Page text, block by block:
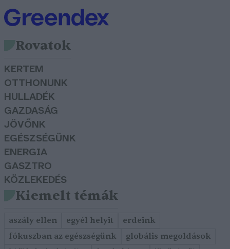
Rovatok
KERTEM
OTTHONUNK
HULLADÉK
GAZDASÁG
JÖVŐNK
EGÉSZSÉGÜNK
ENERGIA
GASZTRO
KÖZLEKEDÉS
Kiemelt témák
aszály ellen egyél helyit
erdeink
fókuszban az egészségünk
globális megoldások